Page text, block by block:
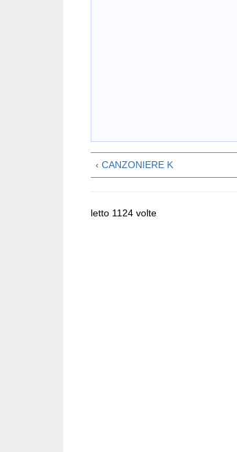
‹ CANZONIERE K
letto 1124 volte